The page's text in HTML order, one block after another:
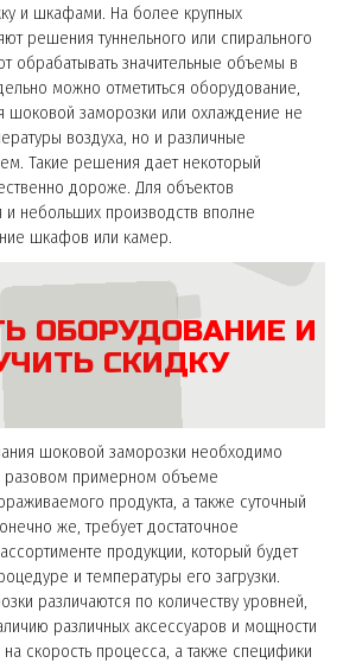
и шкафами. На более крупных
решения туннельного или спирального
обрабатывать значительные объемы в
можно отметиться оборудование,
шоковой заморозки или охлаждение не
воздуха, но и различные
Такие решения дает некоторый
дороже. Для объектов
и небольших производств вполне
шкафов или камер.
ОБОРУДОВАНИЕ И
СКИДКУ
шоковой заморозки необходимо
разовом примерном объеме
продукта, а также суточный
же, требует достаточное
продукции, который будет
и температуры его загрузки.
различаются по количеству уровней,
различных аксессуаров и мощности
скорость процесса, а также специфики